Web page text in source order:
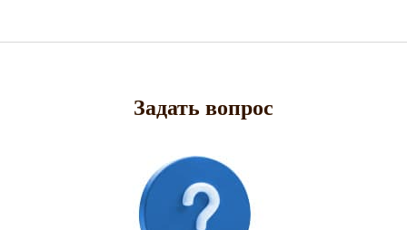
Задать вопрос